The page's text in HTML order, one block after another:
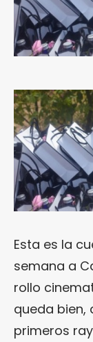
Esta es la
semana a
rollo
queda bien,
primeros